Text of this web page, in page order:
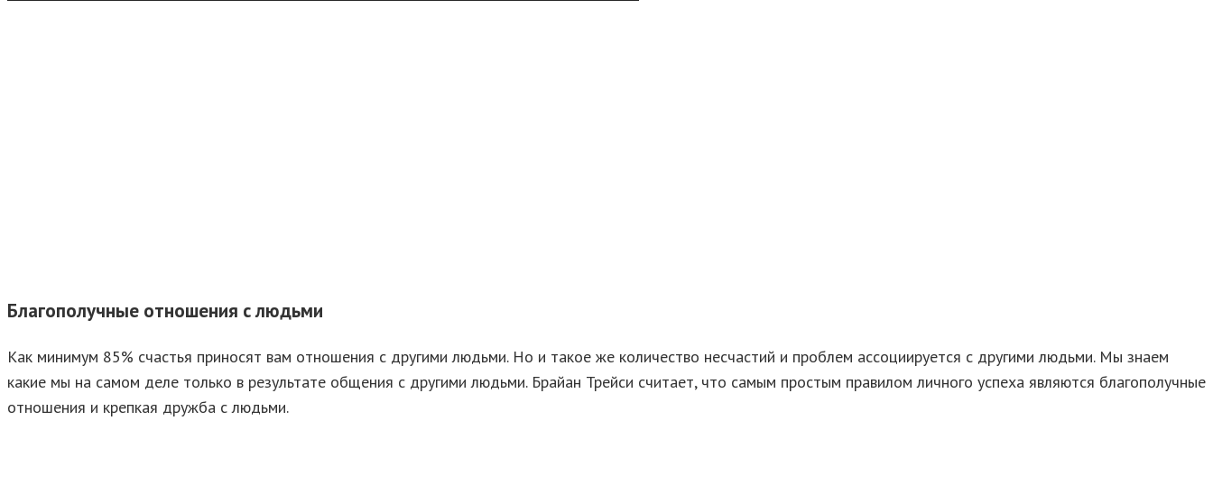
Благополучные отношения с людьми
Как минимум 85% счастья приносят вам отношения с другими людьми. Но и такое же количество несчастий и проблем ассоциируется с другими людьми. Мы знаем
какие мы на самом деле только в результате общения с другими людьми. Брайан Трейси считает, что самым простым правилом личного успеха являются благополучные
отношения и крепкая дружба с людьми.